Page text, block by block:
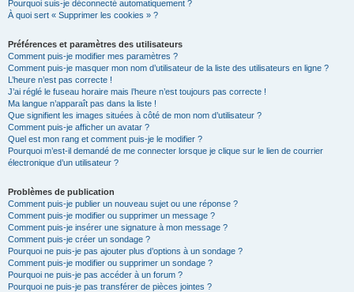
Pourquoi suis-je déconnecté automatiquement ?
À quoi sert « Supprimer les cookies » ?
Préférences et paramètres des utilisateurs
Comment puis-je modifier mes paramètres ?
Comment puis-je masquer mon nom d’utilisateur de la liste des utilisateurs en ligne ?
L’heure n’est pas correcte !
J’ai réglé le fuseau horaire mais l’heure n’est toujours pas correcte !
Ma langue n’apparaît pas dans la liste !
Que signifient les images situées à côté de mon nom d’utilisateur ?
Comment puis-je afficher un avatar ?
Quel est mon rang et comment puis-je le modifier ?
Pourquoi m’est-il demandé de me connecter lorsque je clique sur le lien de courrier
électronique d’un utilisateur ?
Problèmes de publication
Comment puis-je publier un nouveau sujet ou une réponse ?
Comment puis-je modifier ou supprimer un message ?
Comment puis-je insérer une signature à mon message ?
Comment puis-je créer un sondage ?
Pourquoi ne puis-je pas ajouter plus d’options à un sondage ?
Comment puis-je modifier ou supprimer un sondage ?
Pourquoi ne puis-je pas accéder à un forum ?
Pourquoi ne puis-je pas transférer de pièces jointes ?